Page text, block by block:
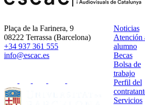
Plaça de la Farinera, 9
08222 Terrassa (Barcelona)
+34 937 361 555
info@escac.es
Noticias
Atención
alumno
Becas
Bolsa de
trabajo
Perfil del
Servicios